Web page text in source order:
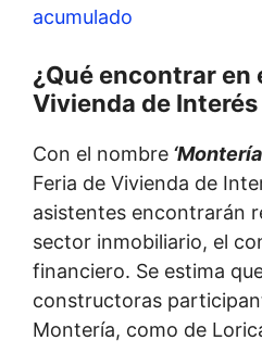
acumulado
¿Qué encontrar en
Vivienda de
Con el nombre
Feria de Vivienda de
asistentes encontrarán
sector inmobiliario, el
financiero. Se estima
constructoras
Montería, como de